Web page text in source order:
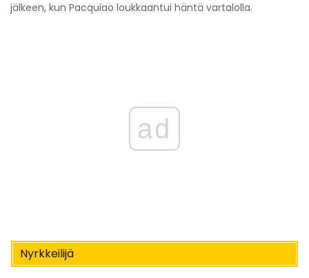
jälkeen, kun Pacquiao loukkaantui häntä vartalolla.
ad
Nyrkkeilijä